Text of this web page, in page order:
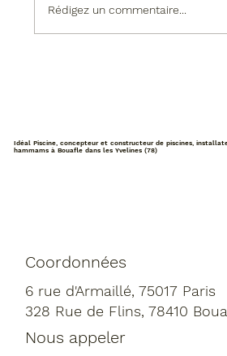
Rédigez un commentaire...
Idéal Piscine, concepteur et constructeur de piscines,
hammams à Bouafle dans les Yvelines (78)
Coordonnées
6 rue d'Armaillé, 75017 Paris
328 Rue de Flins, 78410
Nous appeler